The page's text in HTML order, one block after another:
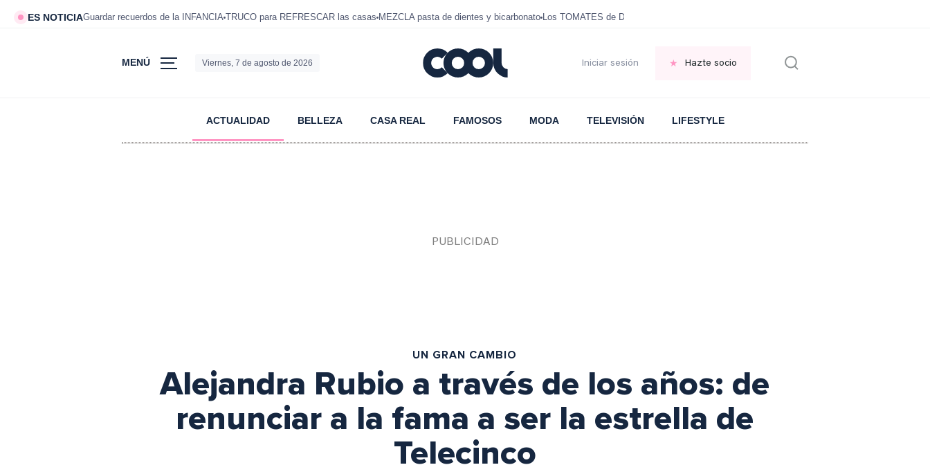
ES NOTICIAGuardar recuerdos de la INFANCIA TRUCO para REFRESCAR las casas MEZCLA pasta de dientes y bicarbonato Los TOMATES de Dani García
MENÚ Viernes, 7 de agosto de 2026 Iniciar sesión Hazte socio
ACTUALIDAD BELLEZA CASA REAL FAMOSOS MODA TELEVISIÓN LIFESTYLE
UN GRAN CAMBIO
Alejandra Rubio a través de los años: de
renunciar a la fama a ser la estrella de
Telecinco